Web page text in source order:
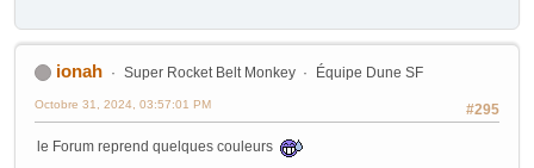
ionah Super Rocket Belt Monkey Équipe Dune SF
#295
Octobre 31, 2024, 03:57:01 PM
le Forum reprend quelques couleurs